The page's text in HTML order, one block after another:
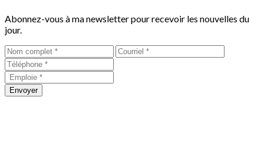
Abonnez-vous à ma newsletter pour recevoir les nouvelles du
jour.
Envoyer